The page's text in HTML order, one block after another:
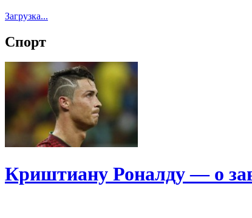
Загрузка...
Спорт
Криштиану Роналду — о